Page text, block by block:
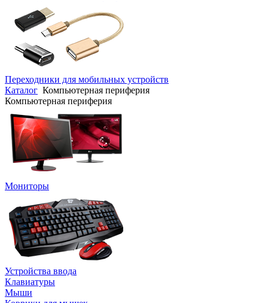
Переходники для мобильных устройств
Каталог Компьютерная периферия
Компьютерная периферия
Мониторы
Устройства ввода
Клавиатуры
Мыши